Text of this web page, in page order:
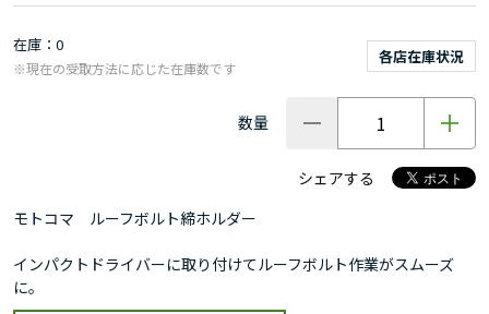
在庫 0
各店在庫状況
※現在の受取方法に応じた在庫数です
数量
シェアする
モトコマ ルーフボルト締ホルダー
インパクトドライバーに取り付けてルーフボルト作業がスムーズ
に。